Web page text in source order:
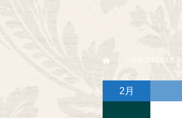
月SCHEDULE
2月